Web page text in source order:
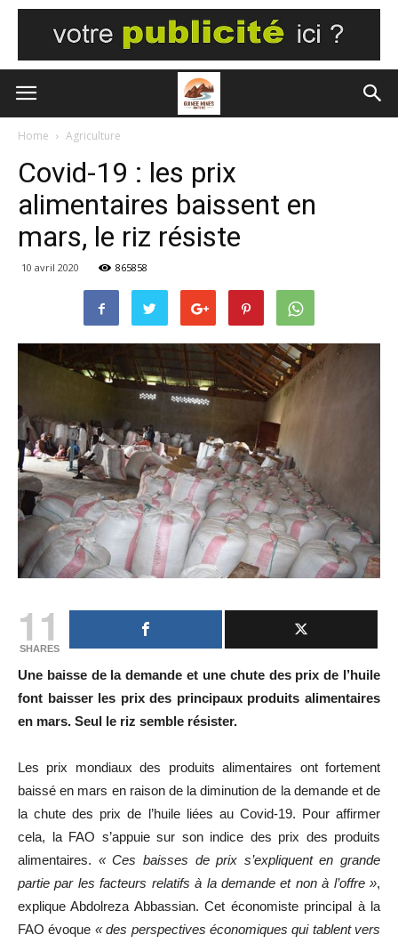
Home Agriculture
Covid-19 : les prix
alimentaires baissent en
mars, le riz résiste
10 avril 2020 865858
11
SHARES
Une baisse de la demande et une chute des prix de l’huile
font baisser les prix des principaux produits alimentaires
en mars. Seul le riz semble résister.
Les prix mondiaux des produits alimentaires ont fortement
baissé en mars en raison de la diminution de la demande et de
la chute des prix de l’huile liées au Covid-19. Pour affirmer
cela, la FAO s’appuie sur son indice des prix des produits
alimentaires. « Ces baisses de prix s’expliquent en grande
partie par les facteurs relatifs à la demande et non à l’offre »,
explique Abdolreza Abbassian. Cet économiste principal à la
FAO évoque « des perspectives économiques qui tablent vers